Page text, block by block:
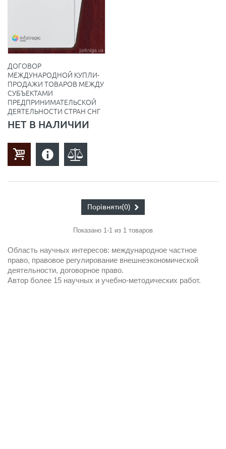
ДОГОВОР
МЕЖДУНАРОДНОЙ КУПЛИ-
ПРОДАЖИ ТОВАРОВ МЕЖДУ
СУБЪЕКТАМИ
ПРЕДПРИНИМАТЕЛЬСКОЙ
ДЕЯТЕЛЬНОСТИ СТРАН СНГ
НЕТ В НАЛИЧИИ
Показано 1-1 из 1 товаров
Порівняти(0)
Область научных интересов: международное частное
право, правовое регулирование внешнеэкономической
деятельности, договорное право.
Автор более 15 научных и учебно-методических работ.